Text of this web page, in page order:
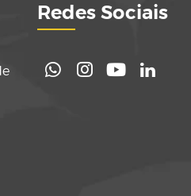
Redes Sociais